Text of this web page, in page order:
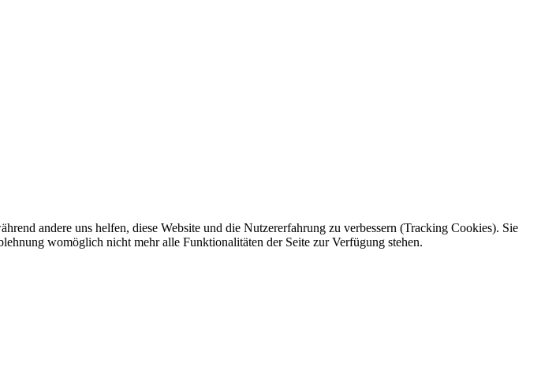
andere uns helfen, diese Website und die Nutzererfahrung zu verbessern (Tracking Cookies). Sie
womöglich nicht mehr alle Funktionalitäten der Seite zur Verfügung stehen.